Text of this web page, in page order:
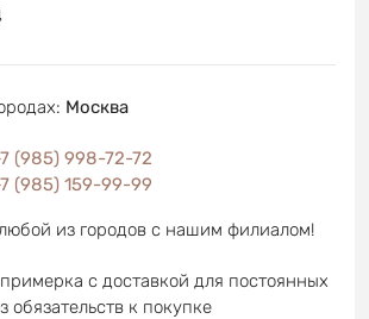
: Москва
(985) 998-72-72
(985) 159-99-99
из городов с нашим филиалом!
с доставкой для постоянных
обязательств к покупке